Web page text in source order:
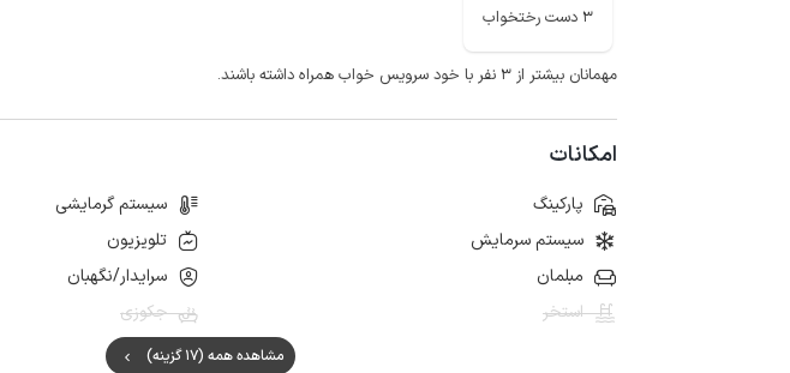
3 دست رختخواب
مهمانان بیشتر از ۳ نفر با خود سرویس خواب همراه داشته باشند.
امکانات
پارکینگ
سیستم گرمایشی
سیستم سرمایش
تلویزیون
مبلمان
سرایدار/نگهبان
استخر
جکوزی
مشاهده همه (17 گزینه)